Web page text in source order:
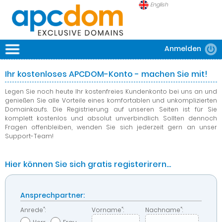
English
DOMAINS
SICHERHEIT
FRAGEN
Anmelden
Ihr kostenloses APCDOM-Konto - machen Sie mit!
Legen Sie noch heute Ihr kostenfreies Kundenkonto bei uns an und
genießen Sie alle Vorteile eines komfortablen und unkomplizierten
Domainkaufs. Die Registrierung auf unseren Seiten ist für Sie
komplett kostenlos und absolut unverbindlich. Sollten dennoch
Fragen offenbleiben, wenden Sie sich jederzeit gern an unser
Support-Team!
Hier können Sie sich gratis registerirern...
Ansprechpartner:
Anrede*:
Vorname*: Nachname*: